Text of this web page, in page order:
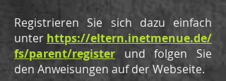
Registrieren Sie sich dazu einfach
unter https://eltern.inetmenue.de/
fs/parent/register
und folgen Sie
den Anweisungen auf der Webseite.